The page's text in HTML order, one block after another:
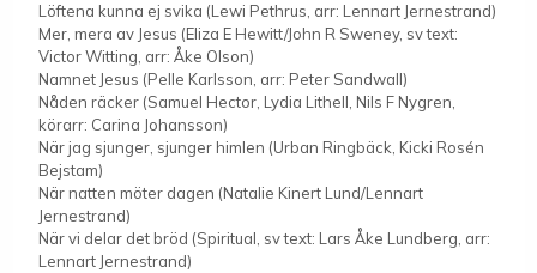
Löftena kunna ej svika (Lewi Pethrus, arr: Lennart Jernestrand)
Mer, mera av Jesus (Eliza E Hewitt/John R Sweney, sv text:
Victor Witting, arr: Åke Olson)
Namnet Jesus (Pelle Karlsson, arr: Peter Sandwall)
Nåden räcker (Samuel Hector, Lydia Lithell, Nils F Nygren,
körarr: Carina Johansson)
När jag sjunger, sjunger himlen (Urban Ringbäck, Kicki Rosén
Bejstam)
När natten möter dagen (Natalie Kinert Lund/Lennart
Jernestrand)
När vi delar det bröd (Spiritual, sv text: Lars Åke Lundberg, arr:
Lennart Jernestrand)